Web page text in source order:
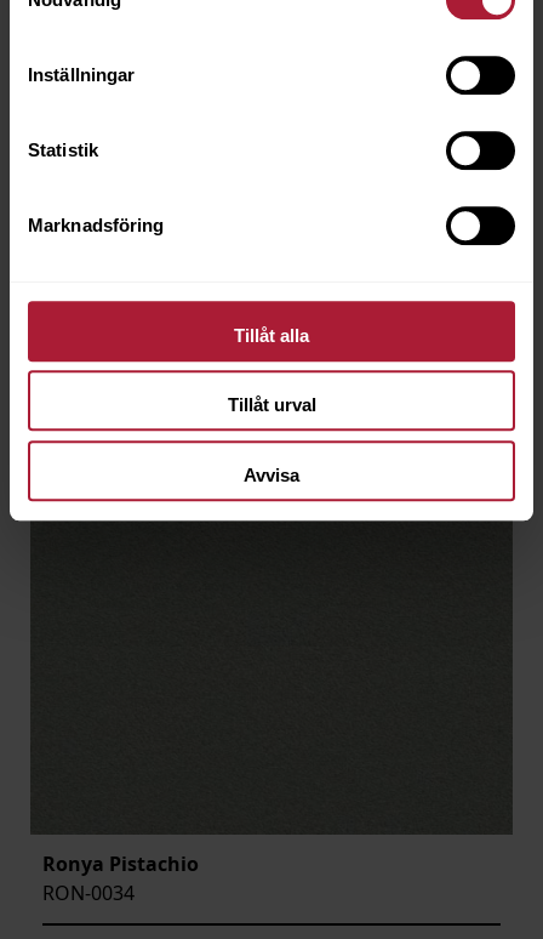
Inställningar
Statistik
Marknadsföring
Tillåt alla
Tillåt urval
Avvisa
Ronya Pistachio
RON-0034